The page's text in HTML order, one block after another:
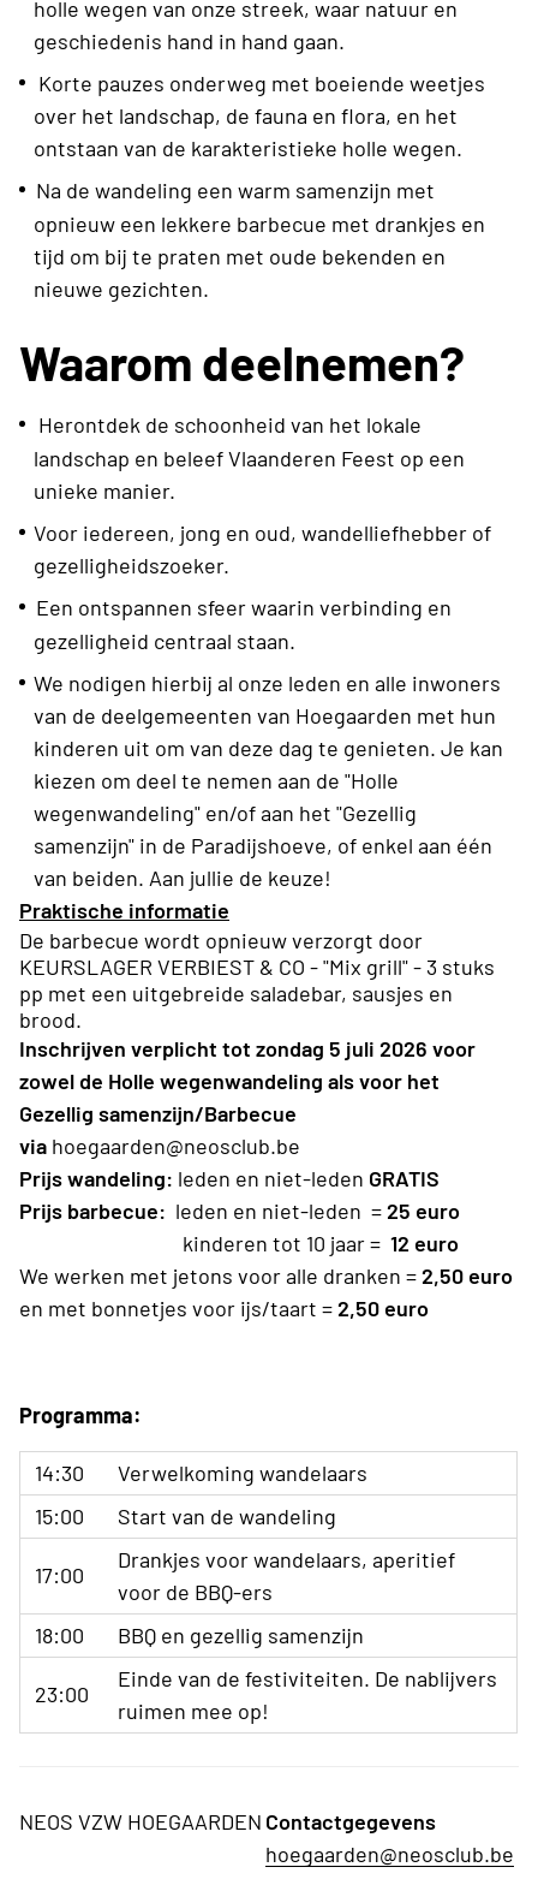
holle wegen van onze streek, waar natuur en
geschiedenis hand in hand gaan.
Korte pauzes onderweg met boeiende weetjes
over het landschap, de fauna en flora, en het
ontstaan van de karakteristieke holle wegen.
Na de wandeling een warm samenzijn met
opnieuw een lekkere barbecue met drankjes en
tijd om bij te praten met oude bekenden en
nieuwe gezichten.
Waarom deelnemen?
Herontdek de schoonheid van het lokale
landschap en beleef Vlaanderen Feest op een
unieke manier.
Voor iedereen, jong en oud, wandelliefhebber of
gezelligheidszoeker.
Een ontspannen sfeer waarin verbinding en
gezelligheid centraal staan.
We nodigen hierbij al onze leden en alle inwoners
van de deelgemeenten van Hoegaarden met hun
kinderen uit om van deze dag te genieten. Je kan
kiezen om deel te nemen aan de "Holle
wegenwandeling" en/of aan het "Gezellig
samenzijn" in de Paradijshoeve, of enkel aan één
van beiden. Aan jullie de keuze!
Praktische informatie
De barbecue wordt opnieuw verzorgt door
KEURSLAGER VERBIEST & CO - "Mix grill" - 3 stuks
pp met een uitgebreide saladebar, sausjes en
brood.
Inschrijven verplicht tot zondag 5 juli 2026 voor
zowel de Holle wegenwandeling als voor het
Gezellig samenzijn/Barbecue
via hoegaarden@neosclub.be
Prijs wandeling: leden en niet-leden GRATIS
Prijs barbecue: leden en niet-leden =25 euro
kinderen tot 10 jaar = 12 euro
We werken met jetons voor alle dranken =2,50 euro
en met bonnetjes voor ijs/taart =2,50 euro
Programma:
14:30
Verwelkoming wandelaars
15:00
Start van de wandeling
17:00
Drankjes voor wandelaars, aperitief
voor de BBQ-ers
18:00
BBQ en gezellig samenzijn
23:00
Einde van de festiviteiten. De nablijvers
ruimen mee op!
NEOS VZW HOEGAARDEN Contactgegevens
hoegaarden@neosclub.be